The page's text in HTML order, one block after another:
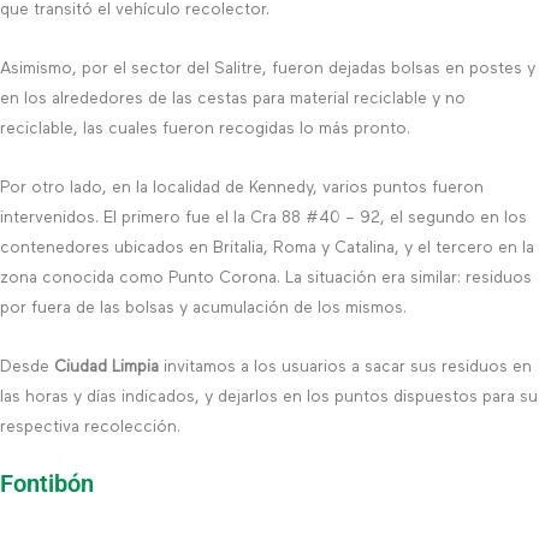
que transitó el vehículo recolector.
Asimismo, por el sector del Salitre, fueron dejadas bolsas en postes y
en los alrededores de las cestas para material reciclable y no
reciclable, las cuales fueron recogidas lo más pronto.
Por otro lado, en la localidad de Kennedy, varios puntos fueron
intervenidos. El primero fue el la Cra 88 #40 – 92, el segundo en los
contenedores ubicados en Britalia, Roma y Catalina, y el tercero en la
zona conocida como Punto Corona. La situación era similar: residuos
por fuera de las bolsas y acumulación de los mismos.
Desde Ciudad Limpia invitamos a los usuarios a sacar sus residuos en
las horas y días indicados, y dejarlos en los puntos dispuestos para su
respectiva recolección.
Fontibón